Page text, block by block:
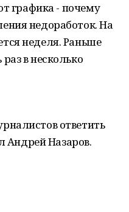
графика - почему
недоработок. На
неделя. Раньше
в несколько
ответить
Андрей Назаров.